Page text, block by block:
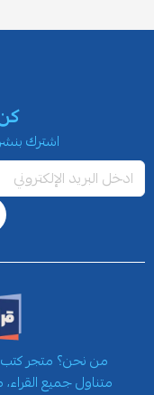
اشترك
من نحن؟ متجر كتب
متناول جميع القراء،